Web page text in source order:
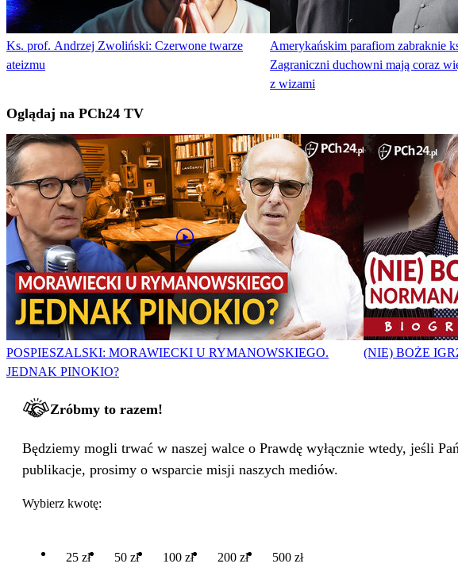
Ks. prof. Andrzej Zwoliński: Czerwone twarze
ateizmu
Amerykańskim parafiom zabraknie
Zagraniczni duchowni mają coraz
z wizami
Oglądaj na PCh24 TV
POSPIESZALSKI: MORAWIECKI U RYMANOWSKIEGO.
JEDNAK PINOKIO?
(NIE) BOŻE
Zróbmy to razem!
Będziemy mogli trwać w naszej walce o Prawdę wyłącznie wtedy, jeśli
publikacje, prosimy o wsparcie misji naszych mediów.
Wybierz kwotę:
25 zł 50 zł 100 zł 200 zł 500 zł